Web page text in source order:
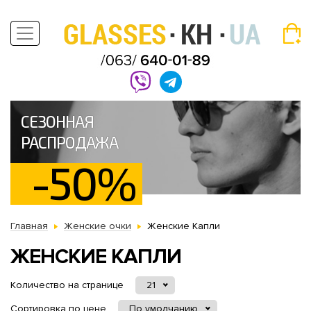
СЕЗОННАЯ
РАСПРОДАЖА
-50%
Главная Женские очки Женские Капли
ЖЕНСКИЕ КАПЛИ
Количество на странице
21
Сортировка по цене
По умолчанию